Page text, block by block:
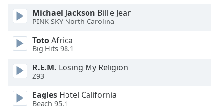
Text
Background
Michael Jackson Billie Jean
PINK SKY North Carolina
TotoAfrica
Big Hits 98.1
R.E.M. Losing My Religion
Z93
Eagles Hotel California
Beach 95.1